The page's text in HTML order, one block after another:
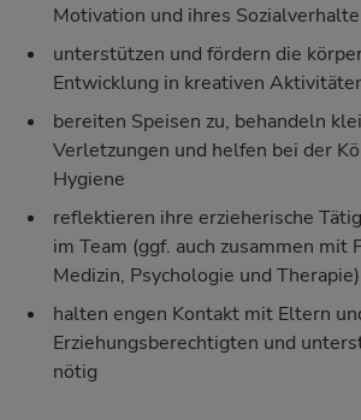
Motivation und ihres
unterstützen und fördern die
Entwicklung in kreativen
bereiten Speisen zu, behandeln
Verletzungen und helfen bei der
Hygiene
reflektieren ihre erzieherische
im Team (ggf. auch zusammen mit
Medizin, Psychologie und Therapie)
halten engen Kontakt mit Eltern
Erziehungsberechtigten und
nötig